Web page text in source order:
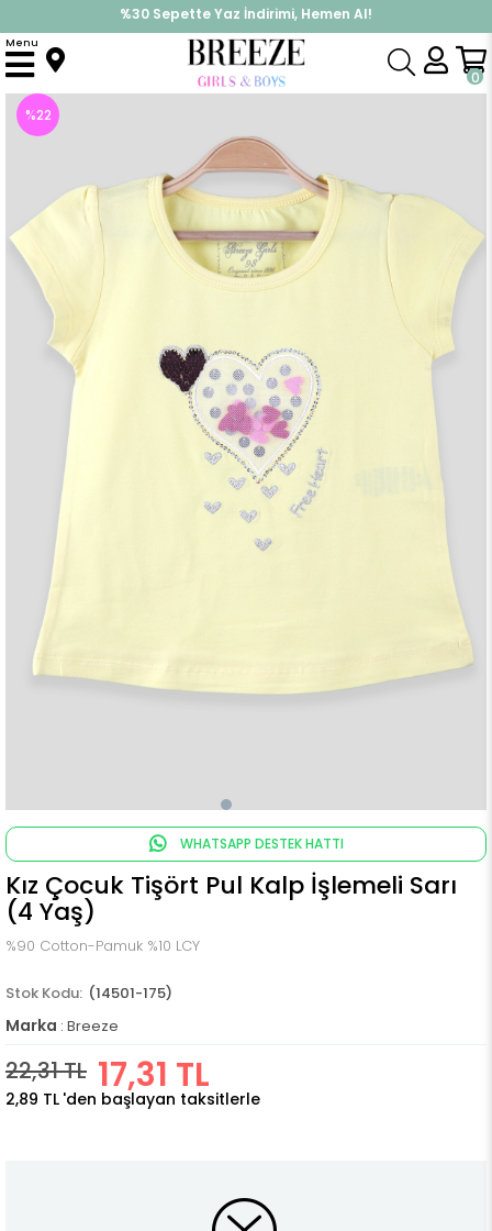
%30 Sepette Yaz İndirimi, Hemen Al!
İndirimlere ek %10 İndirimi Kap, Hemen Üye Ol!
0
Menu
Anasayfa Üst Giyim Tişört
%22
WHATSAPP DESTEK HATTI
Kız Çocuk Tişört Pul Kalp İşlemeli Sarı
(4 Yaş)
%90 Cotton-Pamuk %10 LCY
(14501-175)
Marka : Breeze
22,31 TL 17,31 TL
2,89 TL 'den başlayan taksitlerle